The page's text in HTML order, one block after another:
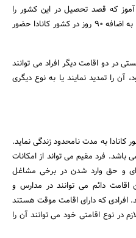
که قصد تحصیل در این کشور را
دارد، اجازه می دهد که به مدت تحصیل به اضافه 90 روز در کشور کانادا حضور
در دو اقامت دیگر افراد می توانند
آن را تمدید نمایند یا به نوع دیگری
کانادا به مدت نامحدود زندگی نماید.
باشد. فرد مقیم می تواند از امکانات
و حق وارد شدن در برخی مشاغل
اقامت دائم می توانند در مدارس و
افرادی که دارای اقامت موقت هستند
در نوع اقامتی خود می توانند آن را